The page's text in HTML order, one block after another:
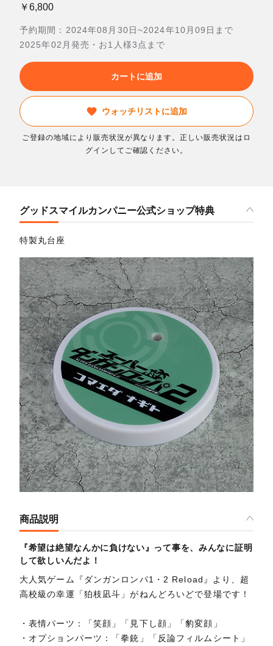
￥6,800
予約期間：2024年08月30日~2024年10月09日まで
2025年02月発売・お1人様3点まで
カートに追加
ウォッチリストに追加
ご登録の地域により販売状況が異なります。正しい販売状況はロ
グインしてご確認ください。
グッドスマイルカンパニー公式ショップ特典
特製丸台座
商品説明
『希望は絶望なんかに負けない』って事を、みんなに証明
して欲しいんだよ！
大人気ゲーム『ダンガンロンパ1・2 Reload』より、超
高校級の幸運「狛枝凪斗」がねんどろいどで登場です！
・表情パーツ：「笑顔」「見下し顔」「豹変顔」
・オプションパーツ：「拳銃」「反論フィルムシート」